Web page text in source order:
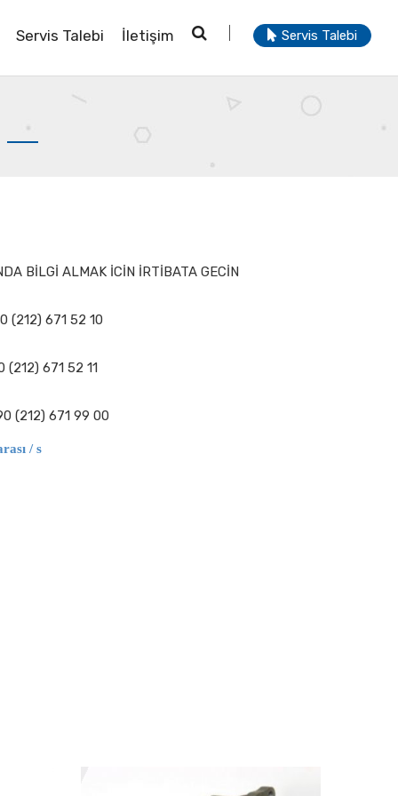
Servis Talebi İletişim Servis Talebi
BİLGİ ALMAK İCİN İRTİBATA GECİN
(212) 671 52 10
(212) 671 52 11
(212) 671 99 00
/ s